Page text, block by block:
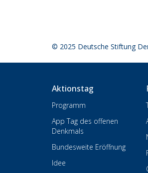
© 2025 Deutsche Stiftung
Aktionstag
Programm
App Tag des offenen
Denkmals
Bundesweite Eröffnung
Idee